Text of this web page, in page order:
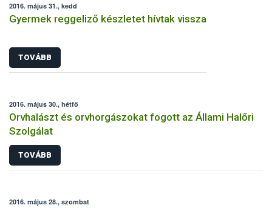
2016. május 31., kedd
Gyermek reggeliző készletet hívtak vissza
TOVÁBB
2016. május 30., hétfő
Orvhalászt és orvhorgászokat fogott az Állami Halőri
Szolgálat
TOVÁBB
2016. május 28., szombat